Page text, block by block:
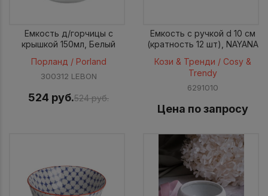
Емкость д/горчицы с
крышкой 150мл, Белый
Порланд / Porland
300312 LEBON
524 руб.524 руб.
Емкость с ручкой d 10 см
(кратность 12 шт), NAYANA
Кози & Тренди / Cosy &
Trendy
6291010
Цена по запросу